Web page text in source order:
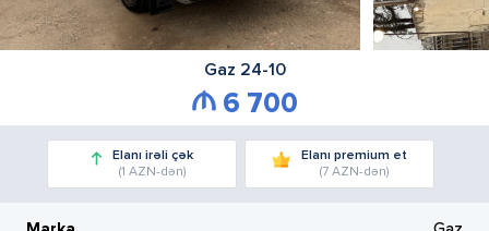
Gaz 24-10
6 700
Elanı irəli çək
(1 AZN-dən)
Elanı premium et
(7 AZN-dən)